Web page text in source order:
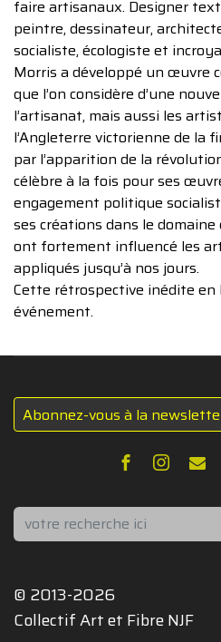
faire artisanaux. Designer
peintre, dessinateur,
socialiste, écologiste et
Morris a développé un œuvre
que l’on considère d’une
l’artisanat, mais aussi les
l’Angleterre victorienne de la
par l’apparition de la
célèbre à la fois pour ses
engagement politique
ses créations dans le
ont fortement influencé les
appliqués jusqu’à nos jours.
Cette rétrospective inédite
événement.
Abonnez-vous à la
Rechercher
© 2013-2026
Collectif Art et Fibre NJF